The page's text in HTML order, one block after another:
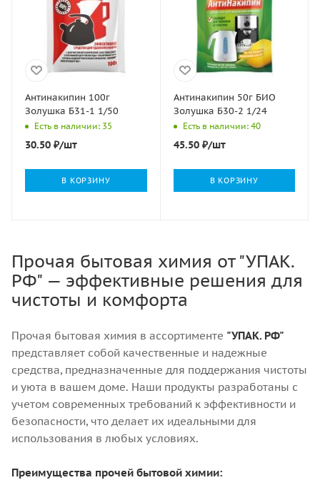
Антинакипин 100г
Золушка Б31-1 1/50
Есть в наличии: 35
30.50 ₽/шт
В КОРЗИНУ
Антинакипин 50г БИО
Золушка Б30-2 1/24
Есть в наличии: 40
45.50₽/шт
В КОРЗИНУ
Прочая бытовая химия от "УПАК.
РФ" — эффективные решения для
чистоты и комфорта
Прочая бытовая химия в ассортименте "УПАК. РФ"
представляет собой качественные и надежные
средства, предназначенные для поддержания чистоты
и уюта в вашем доме. Наши продукты разработаны с
учетом современных требований к эффективности и
безопасности, что делает их идеальными для
использования в любых условиях.
Преимущества прочей бытовой химии: